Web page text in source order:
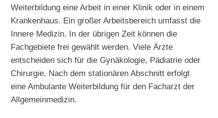
Weiterbildung eine Arbeit in einer Klinik oder in einem
Krankenhaus. Ein großer Arbeitsbereich umfasst die
Innere Medizin. In der übrigen Zeit können die
Fachgebiete frei gewählt werden. Viele Ärzte
entscheiden sich für die Gynäkologie, Pädiatrie oder
Chirurgie. Nach dem stationären Abschnitt erfolgt
eine Ambulante Weiterbildung für den Facharzt der
Allgemeinmedizin.